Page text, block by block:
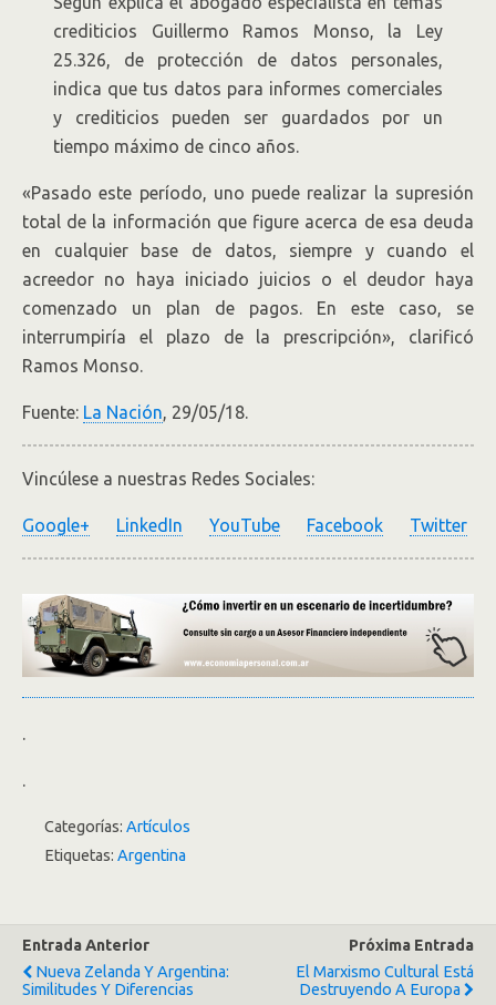
crediticios Guillermo Ramos Monso, la Ley
25.326, de protección de datos personales,
indica que tus datos para informes comerciales
y crediticios pueden ser guardados por un
tiempo máximo de cinco años.
«Pasado este período, uno puede realizar la supresión
total de la información que figure acerca de esa deuda
en cualquier base de datos, siempre y cuando el
acreedor no haya iniciado juicios o el deudor haya
comenzado un plan de pagos. En este caso, se
interrumpiría el plazo de la prescripción», clarificó
Ramos Monso.
Fuente: La Nación, 29/05/18.
Vincúlese a nuestras Redes Sociales:
Google+ LinkedIn YouTube Facebook Twitter
.
.
Categorías: Artículos
Etiquetas: Argentina
Entrada Anterior
Nueva Zelanda Y Argentina:
Similitudes Y Diferencias
Próxima Entrada
El Marxismo Cultural Está
Destruyendo A Europa